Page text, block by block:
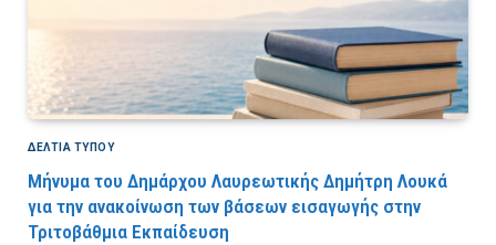
ΔΕΛΤΙΑ ΤΥΠΟΥ
Μήνυμα του Δημάρχου Λαυρεωτικής Δημήτρη Λουκά
για την ανακοίνωση των βάσεων εισαγωγής στην
Τριτοβάθμια Εκπαίδευση